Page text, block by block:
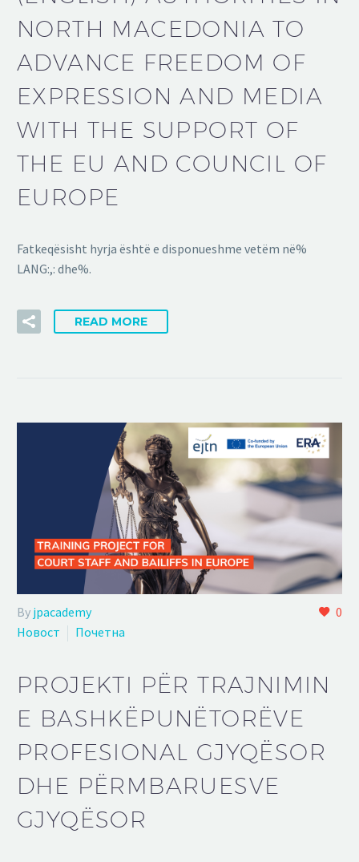
NORTH MACEDONIA TO
ADVANCE FREEDOM OF
EXPRESSION AND MEDIA
WITH THE SUPPORT OF
THE EU AND COUNCIL OF
EUROPE
Fatkeqësisht hyrja është e disponueshme vetëm në%
LANG:,: dhe%.
READ MORE
0
By jpacademy
Новост
Почетна
PROJEKTI PËR TRAJNIMIN
E BASHKËPUNËTORËVE
PROFESIONAL GJYQËSOR
DHE PËRMBARUESVE
GJYQËSOR